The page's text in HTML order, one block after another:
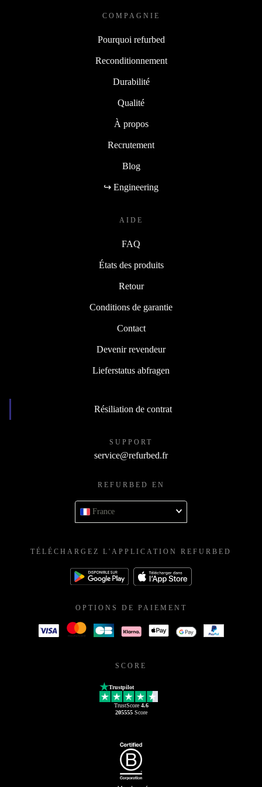
COMPAGNIE
Pourquoi refurbed
Reconditionnement
Durabilité
Qualité
À propos
Recrutement
Blog
↪ Engineering
AIDE
FAQ
États des produits
Retour
Conditions de garantie
Contact
Devenir revendeur
Lieferstatus abfragen
Résiliation de contrat
SUPPORT
service@refurbed.fr
REFURBED EN
France
TÉLÉCHARGEZ L'APPLICATION REFURBED
OPTIONS DE PAIEMENT
SCORE
Trustpilot
TrustScore 4.6
205555Score